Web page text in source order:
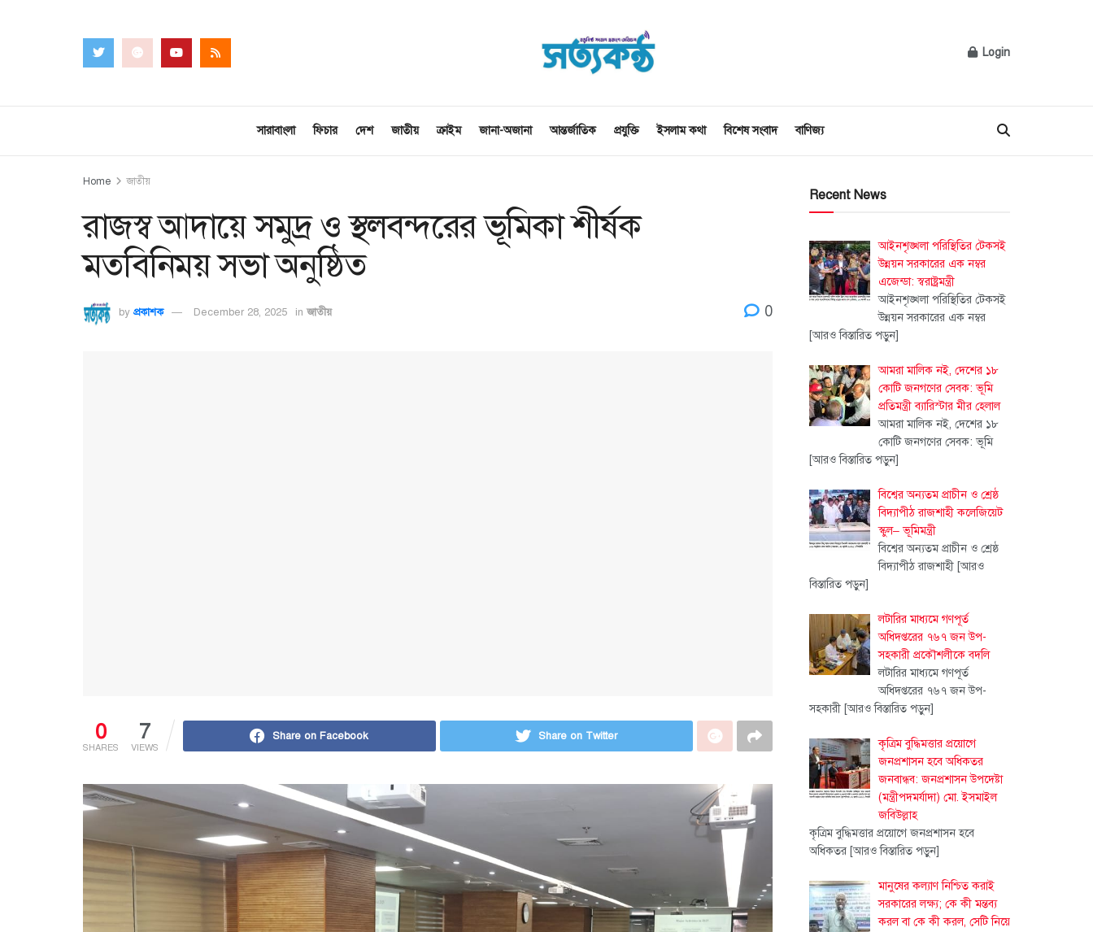
Login
সারাবাংলা ফিচার দেশ জাতীয় ক্রাইম জানা-অজানা আন্তর্জাতিক প্রযুক্তি ইসলাম কথা বিশেষ সংবাদ বাণিজ্য
Home জাতীয়
রাজস্ব আদায়ে সমুদ্র ও স্থলবন্দরের ভূমিকা শীর্ষক
মতবিনিময় সভা অনুষ্ঠিত
by প্রকাশক December 28, 2025 in জাতীয় 0
0
SHARES
7
VIEWS
Share on Facebook Share on Twitter
Recent News
আইনশৃঙ্খলা পরিস্থিতির টেকসই
উন্নয়ন সরকারের এক নম্বর
এজেন্ডা: স্বরাষ্ট্রমন্ত্রী
আইনশৃঙ্খলা পরিস্থিতির টেকসই
উন্নয়ন সরকারের এক নম্বর
[আরও বিস্তারিত পড়ুন]
আমরা মালিক নই, দেশের ১৮
কোটি জনগণের সেবক: ভূমি
প্রতিমন্ত্রী ব্যারিস্টার মীর হেলাল
আমরা মালিক নই, দেশের ১৮
কোটি জনগণের সেবক: ভূমি
[আরও বিস্তারিত পড়ুন]
বিশ্বের অন্যতম প্রাচীন ও শ্রেষ্ঠ
বিদ্যাপীঠ রাজশাহী কলেজিয়েট
স্কুল– ভূমিমন্ত্রী
বিশ্বের অন্যতম প্রাচীন ও শ্রেষ্ঠ
বিদ্যাপীঠ রাজশাহী [আরও
বিস্তারিত পড়ুন]
লটারির মাধ্যমে গণপূর্ত
অধিদপ্তরের ৭৬৭ জন উপ-
সহকারী প্রকৌশলীকে বদলি
লটারির মাধ্যমে গণপূর্ত
অধিদপ্তরের ৭৬৭ জন উপ-
সহকারী [আরও বিস্তারিত পড়ুন]
কৃত্রিম বুদ্ধিমত্তার প্রয়োগে
জনপ্রশাসন হবে অধিকতর
জনবান্ধব: জনপ্রশাসন উপদেষ্টা
(মন্ত্রীপদমর্যাদা) মো. ইসমাইল
জবিউল্লাহ
কৃত্রিম বুদ্ধিমত্তার প্রয়োগে জনপ্রশাসন হবে
অধিকতর [আরও বিস্তারিত পড়ুন]
মানুষের কল্যাণ নিশ্চিত করাই
সরকারের লক্ষ্য; কে কী মন্তব্য
করল বা কে কী করল, সেটি নিয়ে